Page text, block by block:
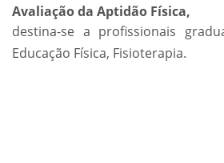
Avaliação da Aptidão Física,
destina-se a profissionais
Educação Física, Fisioterapia.